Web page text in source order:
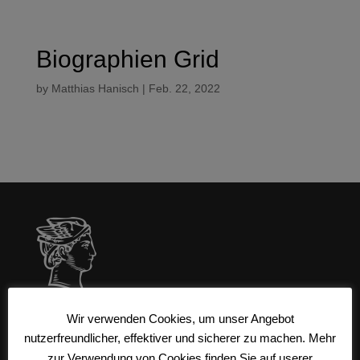
Biographien Grid
by Matthias Hanisch | Feb. 22, 2022
AGB & Datenschutz
Wir verwenden Cookies, um unser Angebot
nutzerfreundlicher, effektiver und sicherer zu machen. Mehr